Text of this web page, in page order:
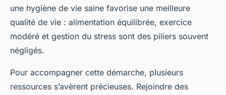
une hygiène de vie saine favorise une meilleure
qualité de vie : alimentation équilibrée, exercice
modéré et gestion du stress sont des piliers souvent
négligés.
Pour accompagner cette démarche, plusieurs
ressources s’avèrent précieuses. Rejoindre des